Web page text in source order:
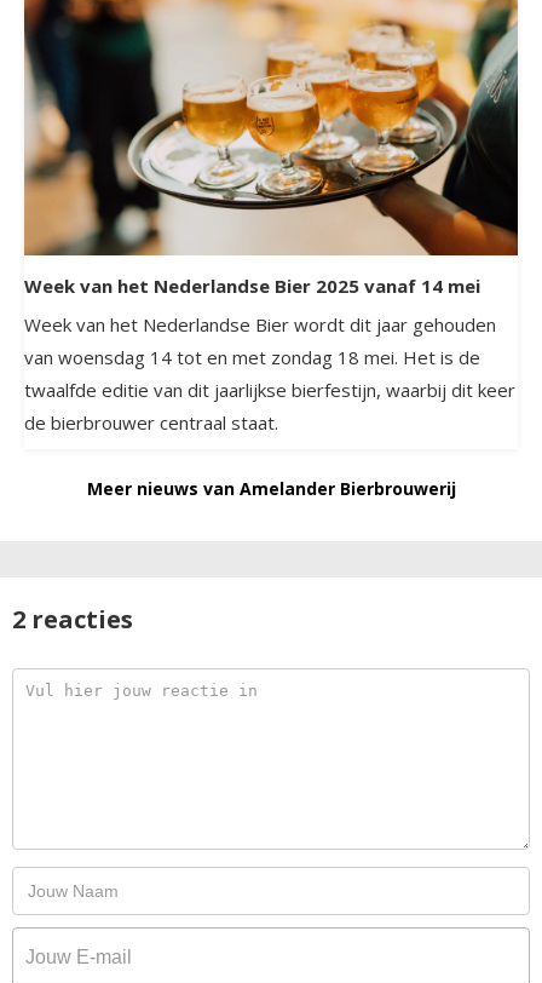
Week van het Nederlandse Bier 2025 vanaf 14 mei
Week van het Nederlandse Bier wordt dit jaar gehouden
van woensdag 14 tot en met zondag 18 mei. Het is de
twaalfde editie van dit jaarlijkse bierfestijn, waarbij dit keer
de bierbrouwer centraal staat.
Meer nieuws van Amelander Bierbrouwerij
2 reacties